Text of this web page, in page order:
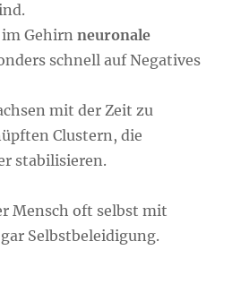
im Gehirnneuronale
schnell auf Negatives
mit der Zeit zu
Clustern, die
stabilisieren.
Mensch oft selbst mit
Selbstbeleidigung.